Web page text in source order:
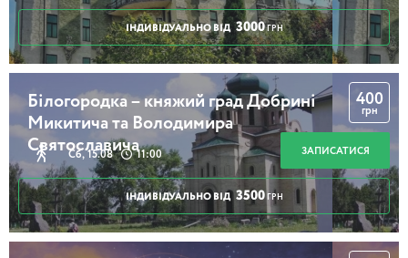
ІНДИВІДУАЛЬНО ВІД 3000 ГРН
Білогородка – княжий град Добрині
Микитича та Володимира
Святославича
Сб, 15.08 11:00
400
грн
ЗАПИСАТИСЯ
ІНДИВІДУАЛЬНО ВІД 3500 ГРН